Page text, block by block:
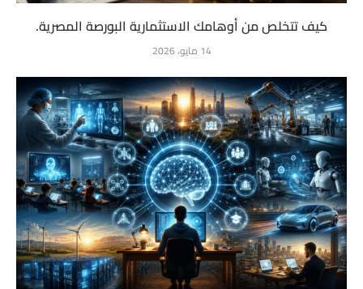
كيف تتخلص من أوهامك الاستثمارية البورصة المصرية.
14 مايو، 2026